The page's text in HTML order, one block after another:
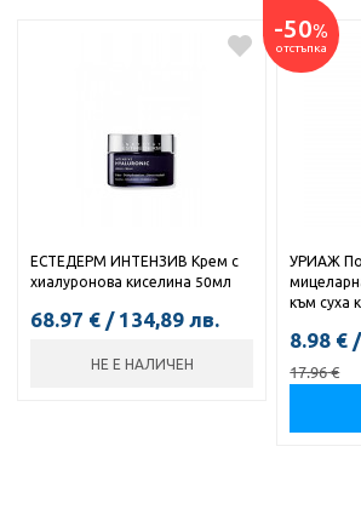
ЕСТЕДЕРМ ИНТЕНЗИВ Крем с
хиалуронова киселина 50мл
68.97 € / 134,89 лв.
НЕ Е НАЛИЧЕН
-50%
отстъпка
УРИАЖ
към суха
8.98 € /
17.96€